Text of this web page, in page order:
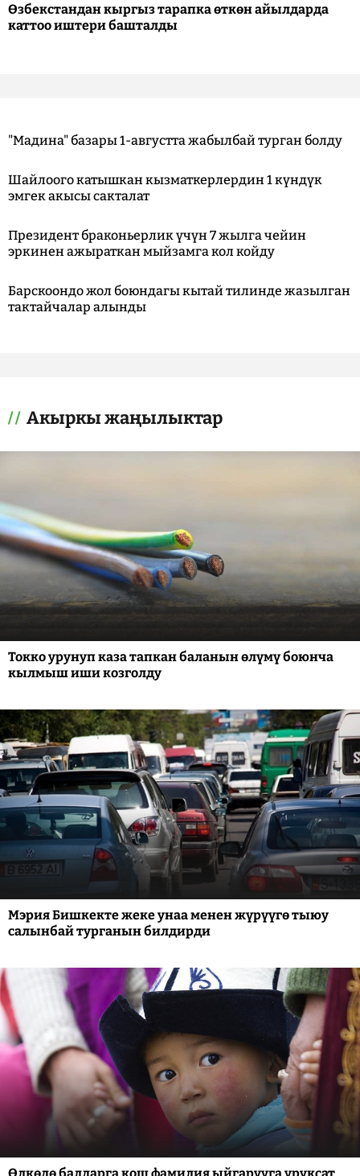
Өзбекстандан кыргыз тарапка өткөн айылдарда
каттоо иштери башталды
"Мадина" базары 1-августта жабылбай турган болду
Шайлоого катышкан кызматкерлердин 1 күндүк
эмгек акысы сакталат
Президент браконьерлик үчүн 7 жылга чейин
эркинен ажыраткан мыйзамга кол койду
Барскоондо жол боюндагы кытай тилинде жазылган
тактайчалар алынды
Акыркы жаңылыктар
Токко урунуп каза тапкан баланын өлүмү боюнча
кылмыш иши козголду
Мэрия Бишкекте жеке унаа менен жүрүүгө тыюу
салынбай турганын билдирди